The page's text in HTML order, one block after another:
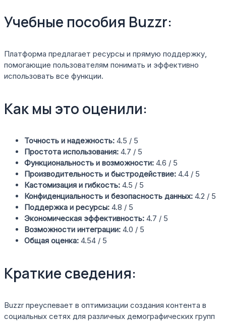
Учебные пособия Buzzr:
Платформа предлагает ресурсы и прямую поддержку,
помогающие пользователям понимать и эффективно
использовать все функции.
Как мы это оценили:
Точность и надежность: 4.5 / 5
Простота использования: 4.7 / 5
Функциональность и возможности: 4.6 / 5
Производительность и быстродействие: 4.4 / 5
Кастомизация и гибкость: 4.5 / 5
Конфиденциальность и безопасность данных: 4.2 / 5
Поддержка и ресурсы: 4.8 / 5
Экономическая эффективность: 4.7 / 5
Возможности интеграции: 4.0 / 5
Общая оценка: 4.54 / 5
Краткие сведения:
Buzzr преуспевает в оптимизации создания контента в
социальных сетях для различных демографических групп